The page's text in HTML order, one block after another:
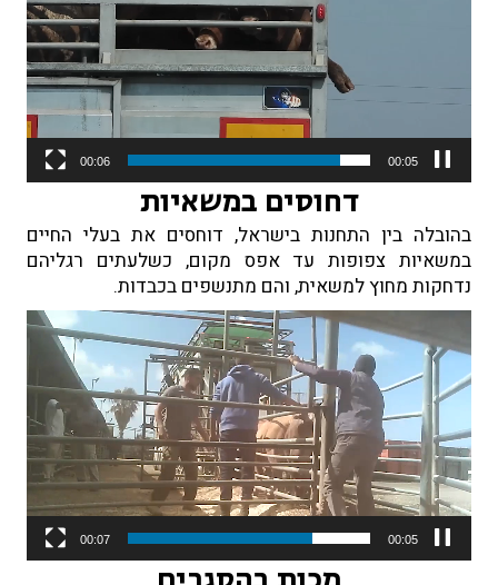
00:02
00:06
דחוסים במשאיות
בהובלה בין התחנות בישראל, דוחסים את בעלי החיים
במשאיות צפופות עד אפס מקום, כשלעתים רגליהם
נדחקות מחוץ למשאית, והם מתנשפים בכבדות.
וידאו
00:01
00:07